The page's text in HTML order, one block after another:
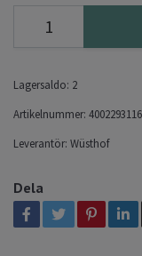
Lagersaldo: 2
Artikelnummer:
Leverantör: Wüsthof
Dela